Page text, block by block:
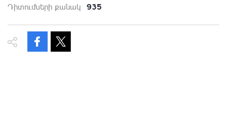
Դիտումների քանակ 935